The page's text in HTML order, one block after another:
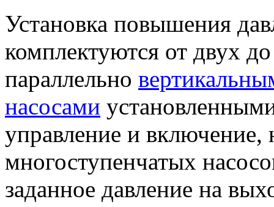
Установка повышения
комплектуются от двух
параллельно
насосами
управление и включение,
многоступенчатых
заданное давление на